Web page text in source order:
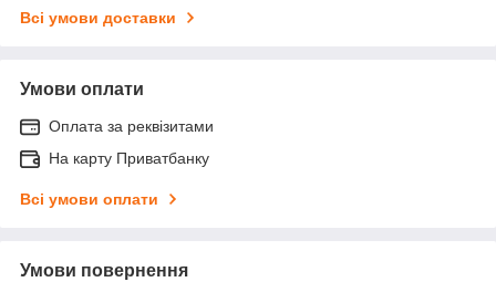
Всі умови доставки
Умови оплати
Оплата за реквізитами
На карту Приватбанку
Всі умови оплати
Умови повернення